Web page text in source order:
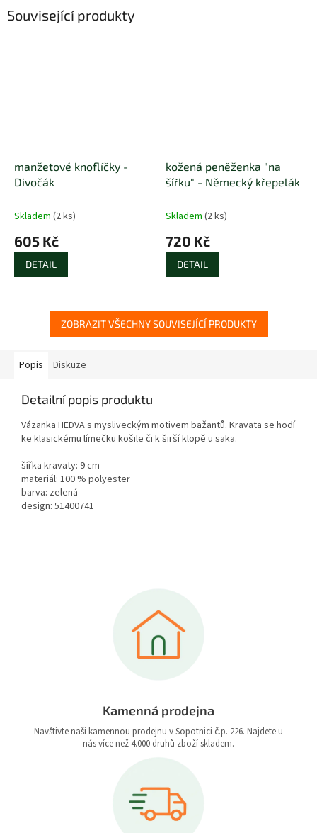
Související produkty
manžetové knoflíčky -
Divočák
Skladem (2 ks)
605 Kč
DETAIL
kožená peněženka "na
šířku" - Německý křepelák
Skladem (2 ks)
720 Kč
DETAIL
ZOBRAZIT VŠECHNY SOUVISEJÍCÍ PRODUKTY
Popis Diskuze
Detailní popis produktu
Vázanka HEDVA s mysliveckým motivem bažantů. Kravata se hodí
ke klasickému límečku košile či k širší klopě u saka.
šířka kravaty: 9 cm
materiál: 100 % polyester
barva: zelená
design: 51400741
Kamenná prodejna
Navštivte naši kamennou prodejnu v Sopotnici č.p. 226. Najdete u
nás více než 4.000 druhů zboží skladem.